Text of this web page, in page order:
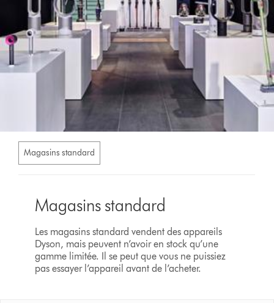
Magasins standard
Magasins standard
Les magasins standard vendent des appareils
Dyson, mais peuvent n’avoir en stock qu’une
gamme limitée. Il se peut que vous ne puissiez
pas essayer l’appareil avant de l’acheter.